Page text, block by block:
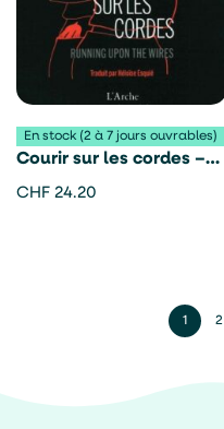
En stock (2 à 7 jours ouvrables)
Courir sur les cordes –
Kae Tempest
CHF 24.20
1 2